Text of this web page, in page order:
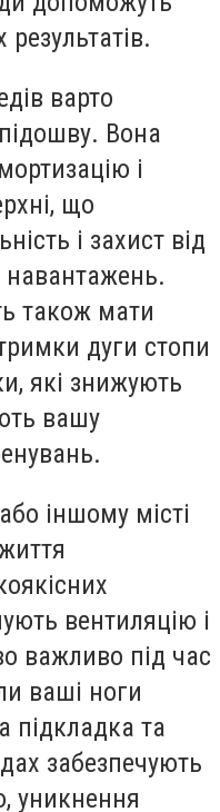
варто
Вона
і
що
і захист від
навантажень.
також мати
дуги стопи
які знижують
вашу
іншому місті
вентиляцію і
важливо під час
ваші ноги
підкладка та
забезпечують
уникнення